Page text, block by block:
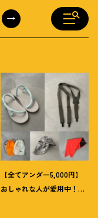
DAILY
【全てアンダー5,000円】
おしゃれな人が愛用中 ！ 夏